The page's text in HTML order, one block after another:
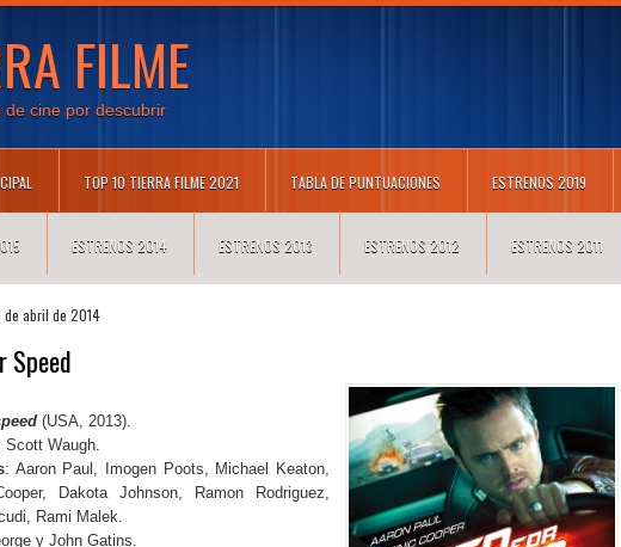
FILME
de cine por descubrir
TOP 10 TIERRA FILME 2021 TABLA DE PUNTUACIONES ESTRENOS 2019
ESTRENOS 2014 ESTRENOS 2013 ESTRENOS 2012 ESTRENOS 2011
de abril de 2014
Speed
(USA, 2013).
Scott Waugh.
: Aaron Paul, Imogen Poots, Michael Keaton,
Dakota Johnson, Ramon Rodriguez,
Rami Malek.
y John Gatins.